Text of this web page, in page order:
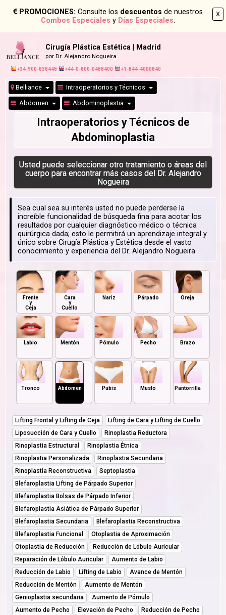
X
PROMOCIONES: Consulte los descuentos de nuestros
Combos Especiales y Días Especiales.
Cirugía Plástica Estética | Madrid
por Dr. Alejandro Nogueira
+34-900-838448 +44-0-800-0488400 +1-844-4000840
Belliance Intraoperatorios y Técnicos
Abdomen Abdominoplastia
Intraoperatorios y Técnicos de
Abdominoplastia
Usted puede seleccionar otro tratamiento o áreas del
cuerpo para encontrar más casos del Dr. Alejandro
Nogueira
Sea cual sea su interés usted no puede perderse la
increíble funcionalidad de búsqueda fina para acotar los
resultados por cualquier diagnóstico médico o técnica
quirúrgica dada; esto le permitirá un aprendizaje integral y
único sobre Cirugía Plástica y Estética desde el vasto
conocimiento y experiencia del Dr. Alejandro Nogueira.
Frente
y
Ceja
Cara
y
Cuello
Nariz Párpado Oreja
Labio Mentón Pómulo Pecho Brazo
Tronco Abdomen Pubis Muslo Pantorrilla
Lifting Frontal y Lifting de Ceja
Lifting de Cara y Lifting de Cuello
Liposucción de Cara y Cuello
Rinoplastia Reductora
Rinoplastia Estructural
Rinoplastia Étnica
Rinoplastia Personalizada
Rinoplastia Secundaria
Rinoplastia Reconstructiva
Septoplastia
Blefaroplastia Lifting de Párpado Superior
Blefaroplastia Bolsas de Párpado Inferior
Blefaroplastia Asiática de Párpado Superior
Blefaroplastia Secundaria
Blefaroplastia Reconstructiva
Blefaroplastia Funcional
Otoplastia de Aproximación
Otoplastia de Reducción
Reducción de Lóbulo Auricular
Reparación de Lóbulo Auricular
Aumento de Labio
Reducción de Labio
Lifting de Labio
Avance de Mentón
Reducción de Mentón
Aumento de Mentón
Genioplastia secundaria
Aumento de Pómulo
Aumento de Pecho
Elevación de Pecho
Reducción de Pecho